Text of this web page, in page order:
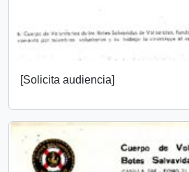
[Solicita audiencia]